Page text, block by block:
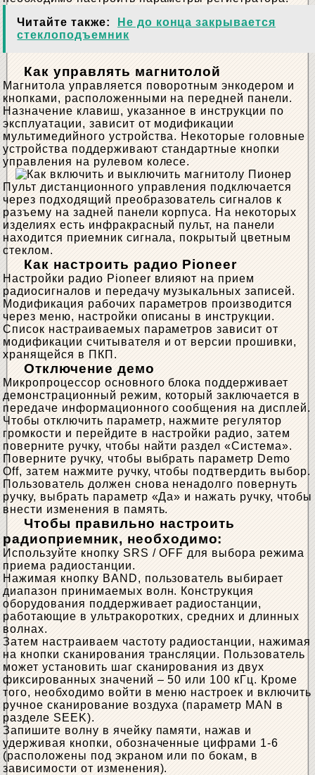
Читайте также:
Не до конца закрывается
стеклоподъемник
Как управлять магнитолой
Магнитола управляется поворотным энкодером и
кнопками, расположенными на передней панели.
Назначение клавиш, указанное в инструкции по
эксплуатации, зависит от модификации
мультимедийного устройства. Некоторые головные
устройства поддерживают стандартные кнопки
управления на рулевом колесе.
Пульт дистанционного управления подключается
через подходящий преобразователь сигналов к
разъему на задней панели корпуса. На некоторых
изделиях есть инфракрасный пульт, на панели
находится приемник сигнала, покрытый цветным
стеклом.
Как настроить радио Pioneer
Настройки радио Pioneer влияют на прием
радиосигналов и передачу музыкальных записей.
Модификация рабочих параметров производится
через меню, настройки описаны в инструкции.
Список настраиваемых параметров зависит от
модификации считывателя и от версии прошивки,
хранящейся в ПКП.
Отключение демо
Микропроцессор основного блока поддерживает
демонстрационный режим, который заключается в
передаче информационного сообщения на дисплей.
Чтобы отключить параметр, нажмите регулятор
громкости и перейдите в настройки радио, затем
поверните ручку, чтобы найти раздел «Система».
Поверните ручку, чтобы выбрать параметр Demo
Off, затем нажмите ручку, чтобы подтвердить выбор.
Пользователь должен снова ненадолго повернуть
ручку, выбрать параметр «Да» и нажать ручку, чтобы
внести изменения в память.
Чтобы правильно настроить
радиоприемник, необходимо:
Используйте кнопку SRS / OFF для выбора режима
приема радиостанции.
Нажимая кнопку BAND, пользователь выбирает
диапазон принимаемых волн. Конструкция
оборудования поддерживает радиостанции,
работающие в ультракоротких, средних и длинных
волнах.
Затем настраиваем частоту радиостанции, нажимая
на кнопки сканирования трансляции. Пользователь
может установить шаг сканирования из двух
фиксированных значений – 50 или 100 кГц. Кроме
того, необходимо войти в меню настроек и включить
ручное сканирование воздуха (параметр MAN в
разделе SEEK).
Запишите волну в ячейку памяти, нажав и
удерживая кнопки, обозначенные цифрами 1-6
(расположены под экраном или по бокам, в
зависимости от изменения).